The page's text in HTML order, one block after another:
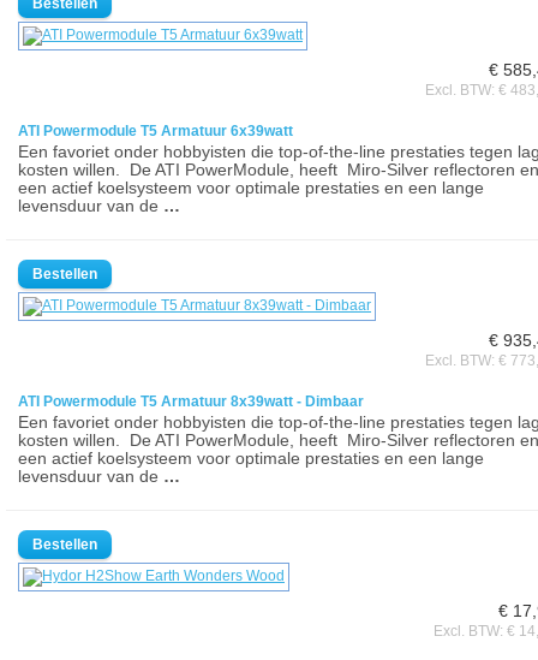
€
Excl. BTW: €
ATI Powermodule T5 Armatuur 6x39watt
Een favoriet onder hobbyisten die top-of-the-line prestaties tegen
kosten willen. De ATI PowerModule, heeft Miro-Silver reflectoren en
een actief koelsysteem voor optimale prestaties en een lange
levensduur van de …
€
Excl. BTW: €
ATI Powermodule T5 Armatuur 8x39watt - Dimbaar
Een favoriet onder hobbyisten die top-of-the-line prestaties tegen
kosten willen. De ATI PowerModule, heeft Miro-Silver reflectoren en
een actief koelsysteem voor optimale prestaties en een lange
levensduur van de …
€
Excl. BTW: €